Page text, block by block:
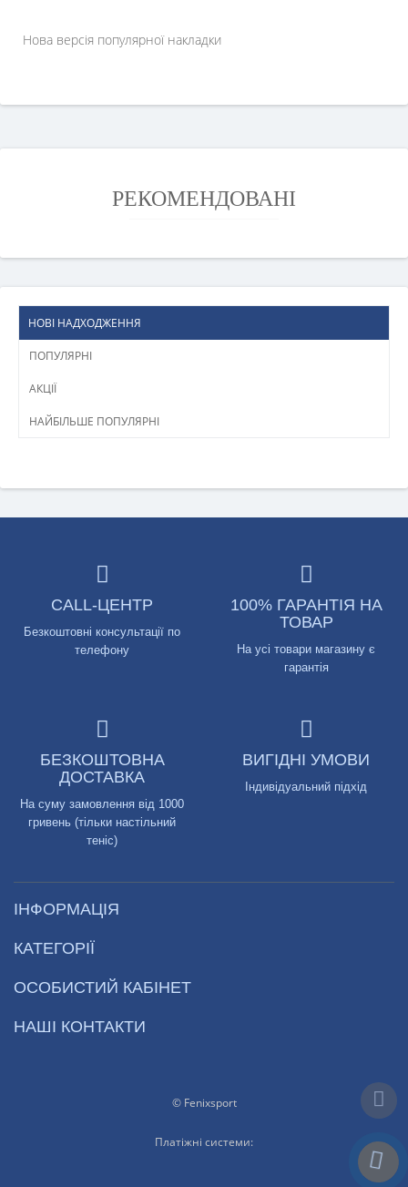
Нова версія популярної накладки
РЕКОМЕНДОВАНІ
НОВІ НАДХОДЖЕННЯ
ПОПУЛЯРНІ
АКЦІЇ
НАЙБІЛЬШЕ ПОПУЛЯРНІ
CALL-ЦЕНТР
Безкоштовні консультації по
телефону
100% ГАРАНТІЯ НА
ТОВАР
На усі товари магазину є
гарантія
БЕЗКОШТОВНА
ДОСТАВКА
На суму замовлення від 1000
гривень (тільки настільний
теніс)
ВИГІДНІ УМОВИ
Індивідуальний підхід
ІНФОРМАЦІЯ
КАТЕГОРІЇ
ОСОБИСТИЙ КАБІНЕТ
НАШІ КОНТАКТИ
© Fenixsport
Платіжні системи: